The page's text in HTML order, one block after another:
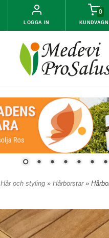
LOGGA IN
0
KUNDVAGN
Hår och styling » Hårborstar »